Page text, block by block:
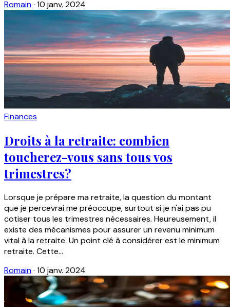
Romain· 10 janv. 2024
Finances
Droits à la retraite: combien
toucherez-vous sans tous vos
trimestres?
Lorsque je prépare ma retraite, la question du montant
que je percevrai me préoccupe, surtout si je n'ai pas pu
cotiser tous les trimestres nécessaires. Heureusement, il
existe des mécanismes pour assurer un revenu minimum
vital à la retraite. Un point clé à considérer est le minimum
retraite. Cette...
Romain· 10 janv. 2024